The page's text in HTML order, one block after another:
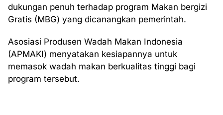
dukungan penuh terhadap program Makan bergizi
Gratis (MBG) yang dicanangkan pemerintah.
Asosiasi Produsen Wadah Makan Indonesia
(APMAKI) menyatakan kesiapannya untuk
memasok wadah makan berkualitas tinggi bagi
program tersebut.